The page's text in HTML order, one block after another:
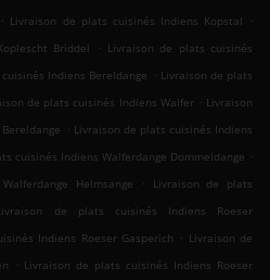
. Livraison de plats cuisinés Indiens Kopstal
.
Briddel
. Livraison de plats cuisinés
Indiens Bereldange . Livraison de plats
de plats cuisinés Indiens Walfer . Livraison
. Livraison de plats cuisinés Indiens
cuisinés Indiens Walferdange Dommeldange .
Helmsange
.
Livraison de plats
de plats cuisinés Indiens Roeser
Indiens Roeser Gasperich . Livraison de
. Livraison de plats cuisinés Indiens Roeser